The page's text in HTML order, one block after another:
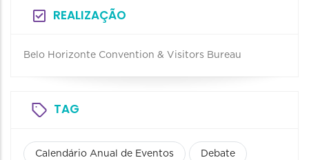
REALIZAÇÃO
Belo Horizonte Convention & Visitors Bureau
TAG
Calendário Anual de Eventos Debate